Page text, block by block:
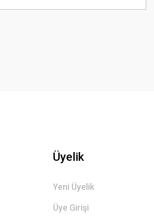
Üyelik
Yeni Üyelik
Üye Girişi